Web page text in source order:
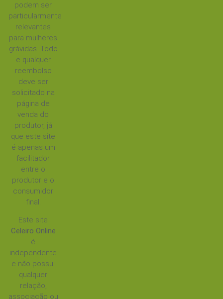
podem ser
particularmente
relevantes
para mulheres
grávidas. Todo
e qualquer
reembolso
deve ser
solicitado na
página de
venda do
produtor, já
que este site
é apenas um
facilitador
entre o
produtor e o
consumidor
final.
Este site
Celeiro Online
é
independente
e não possui
qualquer
relação,
associação ou